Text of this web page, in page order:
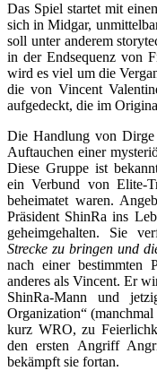
Das Spiel startet mit
sich in Midgar,
soll unter anderem
in der Endsequenz von
wird es viel um die
die von Vincent
aufgedeckt, die im
Die Handlung von
Auftauchen einer
Diese Gruppe ist
ein Verbund von Elite-
beheimatet waren.
Präsident ShinRa ins
geheimgehalten. Sie
Strecke zu bringen und
nach einer bestimmten
anderes als Vincent. Er
ShinRa-Mann und
Organization“
kurz WRO, zu
den ersten Angriff
bekämpft sie fortan.